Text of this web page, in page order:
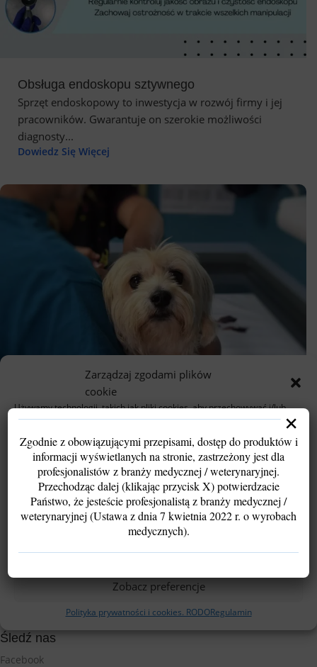
Zarządzaj zgodami plików
cookie
Używamy technologii, takich jak pliki cookies, aby przechowywać i/lub
uzyskiwać dostęp do informacji o urządzeniu. Robimy to w celu poprawy
niespersonalizowanych reklam.
Wyrażenie zgody pozwoli nam przetwarzać dane, takie jak zachowanie
podczas przeglądania lub unikalne identyfikatory. Brak zgody lub jej
wycofanie może ograniczyć funkcjonalność strony.
Akceptuję
Odmów
Zobacz preferencje
Polityka prywatności i cookies. RODORegulamin
Obsługa endoskopu sztywnego
Sprzęt endoskopowy to inwestycja w rozwój firmy i jej
pracowników. Gwarantuje on szerokie możliwości
diagnosty...
Dowiedz Się Więcej
Zastosowanie endoskopów sztywnych w
weterynarii
Endoskopia sztywna w weterynarii – przyszłość
diagnostyki i terapii W ciągu ostatnich lat świadomość
opiekunó...
Śledź nas
Facebook
Zgodnie z obowiązującymi przepisami, dostęp do produktów i
informacji wyświetlanych na stronie, zastrzeżony jest dla
profesjonalistów z branży medycznej / weterynaryjnej.
Przechodząc dalej (klikając przycisk X) potwierdzacie
Państwo, że jesteście profesjonalistą z branży medycznej /
weterynaryjnej (Ustawa z dnia 7 kwietnia 2022 r. o wyrobach
medycznych).
×